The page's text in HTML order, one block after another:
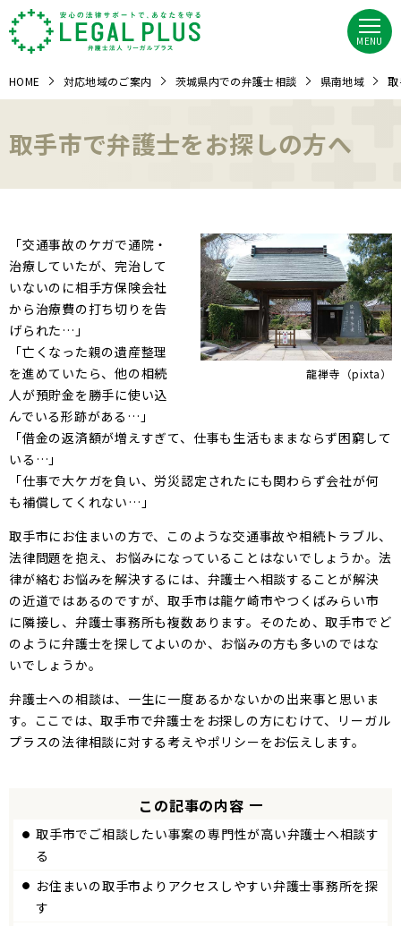
MENU
HOME 対応地域のご案内 茨城県内での弁護士相談 県南地域
取手市で弁護士をお探しの方へ
龍禅寺（pixta）
「交通事故のケガで通院・
治療していたが、完治して
いないのに相手方保険会社
から治療費の打ち切りを告
げられた…」
「亡くなった親の遺産整理
を進めていたら、他の相続
人が預貯金を勝手に使い込
んでいる形跡がある…」
「借金の返済額が増えすぎて、仕事も生活もままならず困窮して
いる…」
「仕事で大ケガを負い、労災認定されたにも関わらず会社が何
も補償してくれない…」
取手市にお住まいの方で、このような交通事故や相続トラブル、
法律問題を抱え、お悩みになっていることはないでしょうか。法
律が絡むお悩みを解決するには、弁護士へ相談することが解決
の近道ではあるのですが、取手市は龍ケ崎市やつくばみらい市
に隣接し、弁護士事務所も複数あります。そのため、取手市でど
のように弁護士を探してよいのか、お悩みの方も多いのではな
いでしょうか。
弁護士への相談は、一生に一度あるかないかの出来事と思いま
す。ここでは、取手市で弁護士をお探しの方にむけて、リーガル
プラスの法律相談に対する考えやポリシーをお伝えします。
この記事の内容
取手市でご相談したい事案の専門性が高い弁護士へ相談す
る
お住まいの取手市よりアクセスしやすい弁護士事務所を探
す